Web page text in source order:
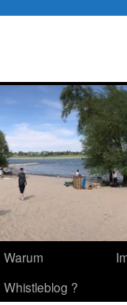
Warum
Whistleblog ?